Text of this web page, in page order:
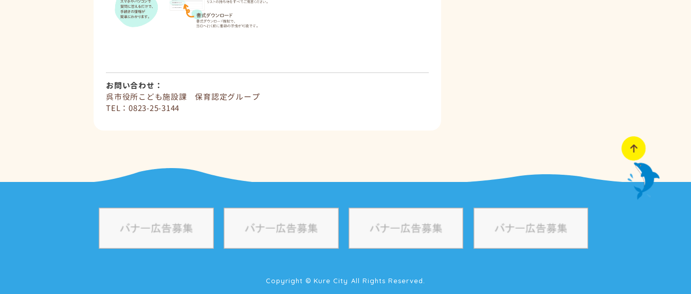
お問い合わせ：
呉市役所こども施設課 保育認定グループ
TEL：0823-25-3144
Copyright © Kure City All Rights Reserved.